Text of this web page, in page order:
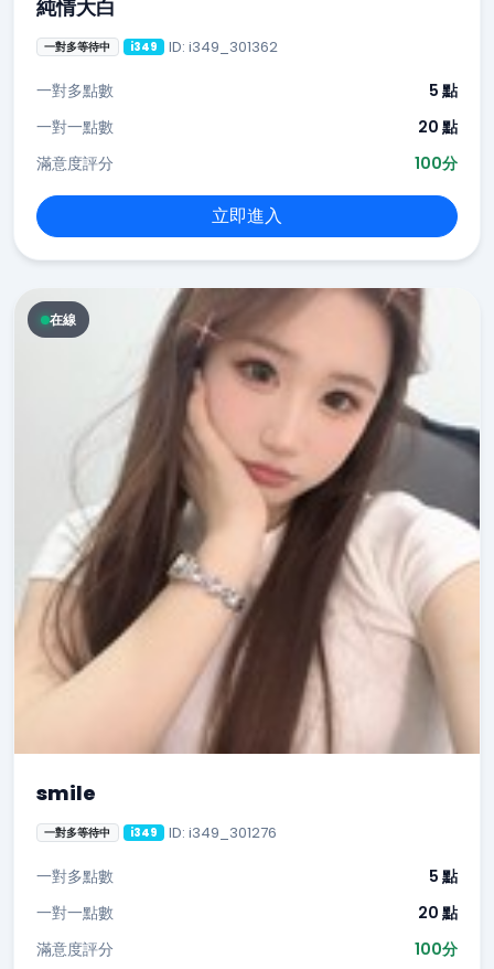
純情大白
一對多等待中 i349 ID: i349_301362
一對多點數
5 點
一對一點數
20 點
滿意度評分
100分
立即進入
在線
smile
一對多等待中 i349 ID: i349_301276
一對多點數
5 點
一對一點數
20 點
滿意度評分
100分